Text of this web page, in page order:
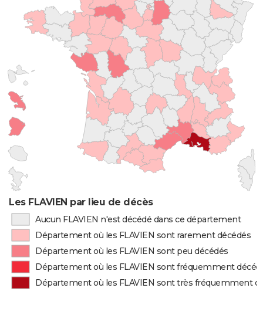
Les FLAVIEN par lieu de décès
Aucun FLAVIEN n'est décédé dans ce département
Département où les FLAVIEN sont rarement décédés
Département où les FLAVIEN sont peu décédés
Département où les FLAVIEN sont fréquemment
Département où les FLAVIEN sont très fréquemment